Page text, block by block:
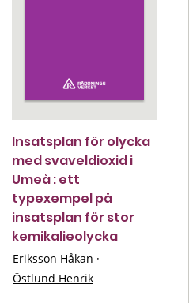
Insatsplan för olycka
med svaveldioxid i
Umeå : ett
typexempel på
insatsplan för stor
kemikalieolycka
Eriksson Håkan ·
Östlund Henrik